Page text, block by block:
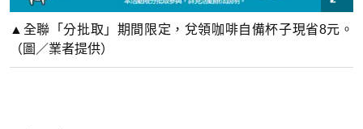
▲全聯「分批取」期間限定，兌領咖啡自備杯子現省8元。
（圖／業者提供）